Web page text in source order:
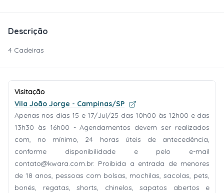
Descrição
4 Cadeiras
Visitação
Vila João Jorge - Campinas/SP
Apenas nos dias 15 e 17/Jul/25 das 10h00 às 12h00 e das
13h30 às 16h00 - Agendamentos devem ser realizados
com, no mínimo, 24 horas úteis de antecedência,
conforme disponibilidade e pelo e-mail
contato@kwara.com.br. Proibida a entrada de menores
de 18 anos, pessoas com bolsas, mochilas, sacolas, pets,
bonés, regatas, shorts, chinelos, sapatos abertos e